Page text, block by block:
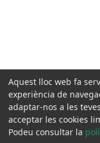
Aquest lloc web fa
experiència de
adaptar-nos a les
acceptar les cookies
Podeu consultar la